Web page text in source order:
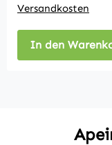
Versandkosten
In den